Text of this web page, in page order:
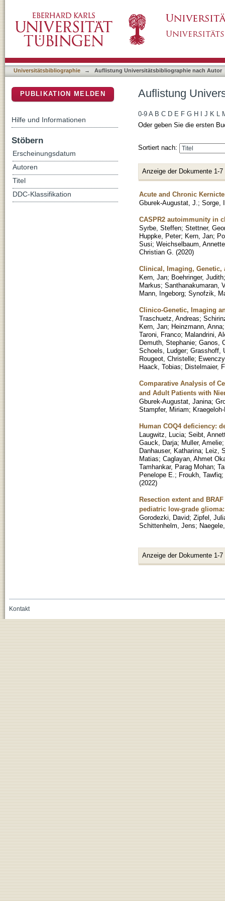
Universitätsbibliographie → Auflistung Universitätsbibliographie nach Autor
Auflistung
0-9 A B C D E F G H J K L
Oder geben Sie die ersten
Sortiert nach:
Anzeige der Dokumente 1-7
Acute and Chronic
Gburek-Augustat, J. ; Sorge,
CASPR2 autoimmunity in
Syrbe, Steffen; Stettner,
Huppke, Peter; Kern, Jan;
Susi; Weichselbaum, Annette
Christian G. (2020)
Clinical, Imaging, Genetic,
Kern, Jan; Boehringer, Judith
Markus; Santhanakumaran,
Mann, Ingeborg; Synofzik,
Clinico-Genetic, Imaging
Traschuetz, Andreas;
Kern, Jan; Heinzmann, Anna
Taroni, Franco; Malandrini,
Demuth, Stephanie; Ganos,
Schoels, Ludger; Grasshoff,
Rougeot, Christelle;
Haack, Tobias; Distelmaier,
Comparative Analysis of
and Adult Patients with
Gburek-Augustat, Janina;
Stampfer, Miriam;
Human COQ4 deficiency:
Laugwitz, Lucia; Seibt,
Gauck, Darja; Muller, Amelie
Danhauser, Katharina; Leiz,
Matias; Caglayan, Ahmet
Tamhankar, Parag Mohan;
Penelope E. ; Froukh, Tawfiq;
(2022)
Resection extent and
pediatric low-grade
Gorodezki, David; Zipfel,
Schittenhelm, Jens;
Anzeige der Dokumente 1-7
PUBLIKATION MELDEN
Hilfe und Informationen
Stöbern
Erscheinungsdatum
Autoren
Titel
DDC-Klassifikation
Kontakt